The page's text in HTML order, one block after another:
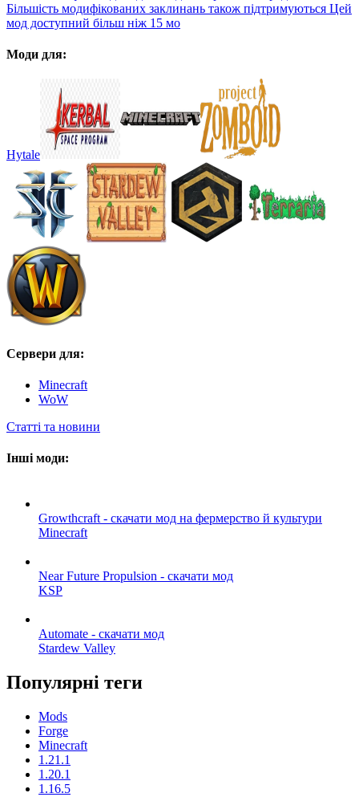
Більшість модифікованих заклинань також підтримуються Цей
мод доступний більш ніж 15 мо
Моди для:
Hytale
Сервери для:
Minecraft
WoW
Статті та новини
Інші моди:
Growthcraft - скачати мод на фермерство й культури
Minecraft
Near Future Propulsion - скачати мод
KSP
Automate - скачати мод
Stardew Valley
Популярні теги
Mods
Forge
Minecraft
1.21.1
1.20.1
1.16.5